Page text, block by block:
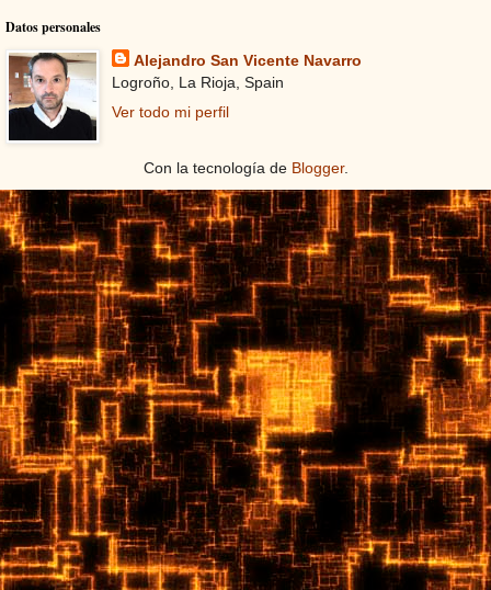
Datos personales
Alejandro San Vicente Navarro
Logroño, La Rioja, Spain
Ver todo mi perfil
Con la tecnología de Blogger.